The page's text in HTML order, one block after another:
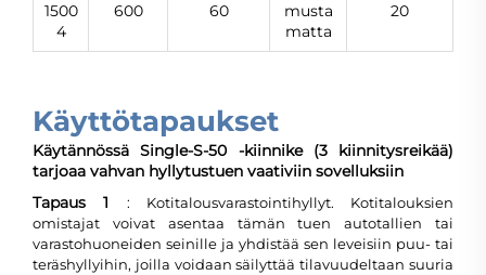
1500
4
600 60
musta
matta
20
Käyttötapaukset
Käytännössä Single-S-50 -kiinnike (3 kiinnitysreikää)
tarjoaa vahvan hyllytustuen vaativiin sovelluksiin
Tapaus 1 : Kotitalousvarastointihyllyt. Kotitalouksien
omistajat voivat asentaa tämän tuen autotallien tai
varastohuoneiden seinille ja yhdistää sen leveisiin puu- tai
teräshyllyihin, joilla voidaan säilyttää tilavuudeltaan suuria